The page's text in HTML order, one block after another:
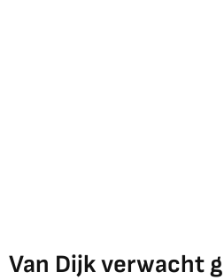
Van Dijk verwacht